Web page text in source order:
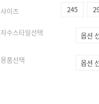
사이즈 245
자수스타일선택
용품선택